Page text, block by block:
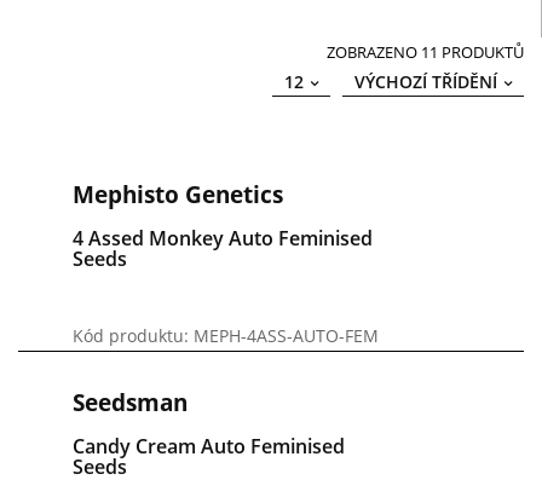
ZOBRAZENO 11 PRODUKTŮ
VÝCHOZÍ TŘÍDĚNÍ
12
Mephisto Genetics
4 Assed Monkey Auto Feminised
Seeds
Kód produktu: MEPH-4ASS-AUTO-FEM
Seedsman
Candy Cream Auto Feminised
Seeds